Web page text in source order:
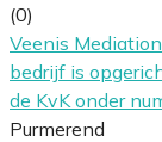
(0)
Veenis
bedrijf is
de KvK onder
Purmerend